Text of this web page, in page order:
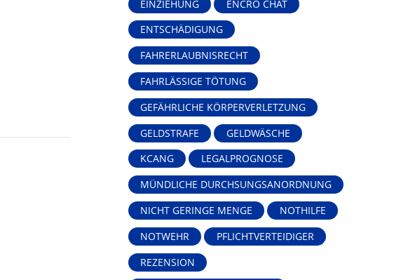
EINZIEHUNG
ENCRO CHAT
ENTSCHÄDIGUNG
FAHRERLAUBNISRECHT
FAHRLÄSSIGE TÖTUNG
GEFÄHRLICHE KÖRPERVERLETZUNG
GELDSTRAFE
GELDWÄSCHE
KCANG
LEGALPROGNOSE
MÜNDLICHE DURCHSUNGSANORDNUNG
NICHT GERINGE MENGE
NOTHILFE
NOTWEHR
PFLICHTVERTEIDIGER
REZENSION